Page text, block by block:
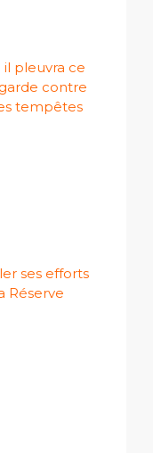
pleuvra ce
contre
tempêtes
ses efforts
Réserve